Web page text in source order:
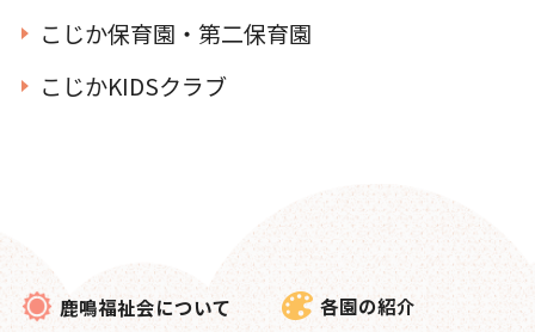
こじか保育園・第二保育園
こじかKIDSクラブ
鹿鳴福祉会について 各園の紹介